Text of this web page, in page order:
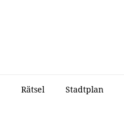
Rätsel Stadtplan